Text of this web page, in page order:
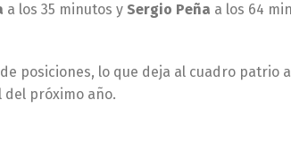
a los 35 minutos y Sergio Peña a los 64
posiciones, lo que deja al cuadro patrio
del próximo año.